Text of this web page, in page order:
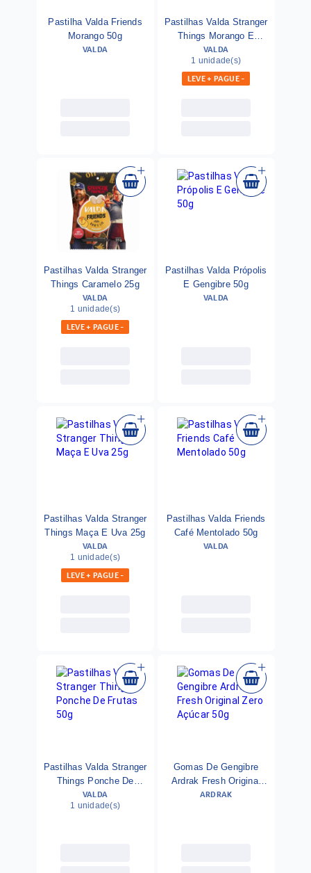
Pastilha Valda Friends
Morango 50g
VALDA
Pastilhas Valda Stranger
Things Morango E
Laranja 25g
VALDA
1 unidade(s)
LEVE + PAGUE -
Pastilhas Valda Stranger
Things Caramelo 25g
VALDA
1 unidade(s)
LEVE + PAGUE -
Pastilhas Valda Própolis
E Gengibre 50g
VALDA
Pastilhas Valda Stranger
Things Maça E Uva 25g
VALDA
1 unidade(s)
LEVE + PAGUE -
Pastilhas Valda Friends
Café Mentolado 50g
VALDA
Pastilhas Valda Stranger
Things Ponche De
Frutas 50g
VALDA
1 unidade(s)
Gomas De Gengibre
Ardrak Fresh Original
Zero Açúcar 50g
ARDRAK